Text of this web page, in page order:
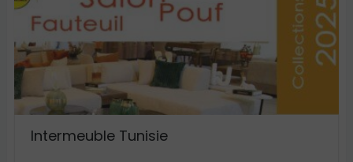
Intermeuble Tunisie